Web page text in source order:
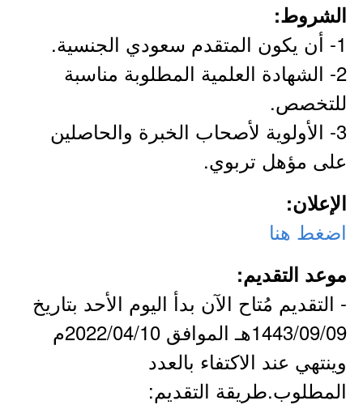
الشروط:
1- أن يكون المتقدم سعودي الجنسية.
2- الشهادة العلمية المطلوبة مناسبة
للتخصص.
3- الأولوية لأصحاب الخبرة والحاصلين
على مؤهل تربوي.
الإعلان:
اضغط هنا
موعد التقديم:
- التقديم مُتاح الآن بدأ اليوم الأحد بتاريخ
1443/09/09هـ الموافق 2022/04/10م
وينتهي عند الاكتفاء بالعدد
المطلوب.طريقة التقديم: